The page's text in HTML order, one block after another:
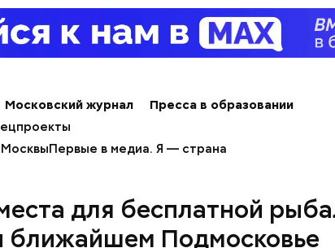
Московский журнал
Пресса в образовании
Первые в медиа. Я — страна
для бесплатной
ближайшем Подмосковье